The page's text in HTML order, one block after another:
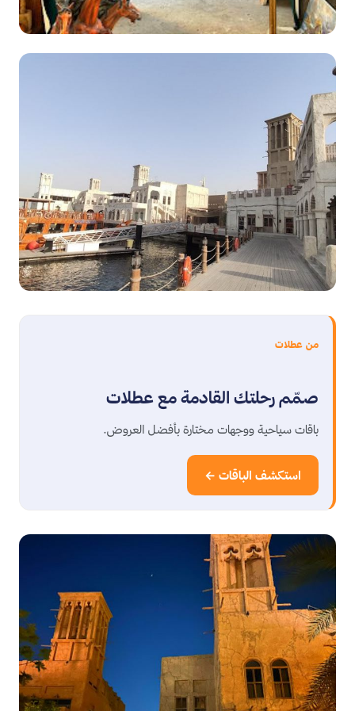
من عطلات
صمّم رحلتك القادمة مع عطلات
باقات سياحية ووجهات مختارة بأفضل العروض.
استكشف الباقات ←